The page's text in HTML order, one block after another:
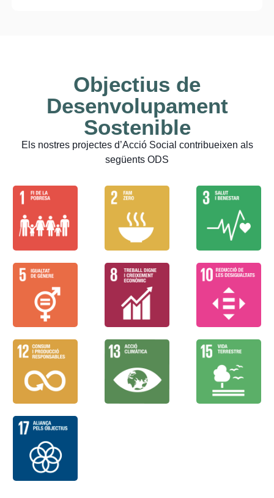
Objectius de
Desenvolupament
Sostenible
Els nostres projectes d’Acció Social contribueixen als
següents ODS